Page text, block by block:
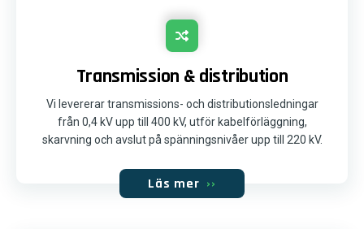
Transmission & distribution
Vi levererar transmissions- och distributionsledningar
från 0,4 kV upp till 400 kV, utför kabelförläggning,
skarvning och avslut på spänningsnivåer upp till 220 kV.
Läs mer ››